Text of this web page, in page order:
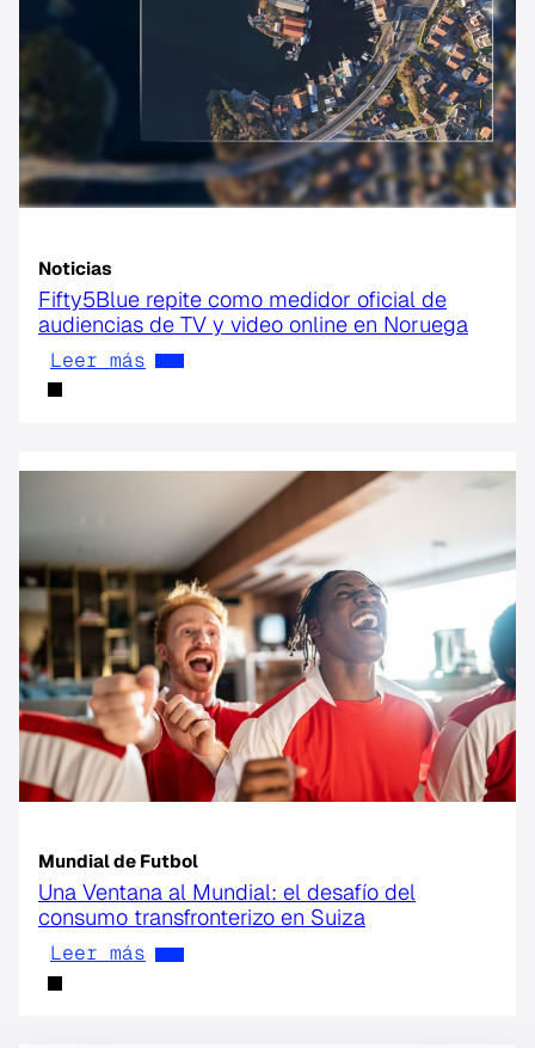
Noticias
Fifty5Blue repite como medidor oficial de
audiencias de TV y video online en Noruega
Leer más
Mundial de Futbol
Una Ventana al Mundial: el desafío del
consumo transfronterizo en Suiza
Leer más